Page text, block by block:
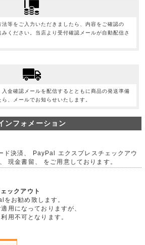
等をご入力いただきましたら、内容をご確認の
みください。当店より受付確認メールが自動配信さ
金確認メールを配信するとともに商品の発送準備
、メールでお知らせいたします。
ンフォメーション
ド決済、 PayPal エクスプレスチェックアウ
現金書留、 をご用意しております。
ックアウト
お勧め致します。
用になっておりますが、
用不可となります。